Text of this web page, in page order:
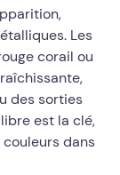
Les
corail ou
des sorties
est la clé,
couleurs dans